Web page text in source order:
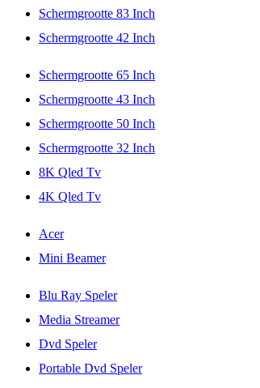
Schermgrootte 83 Inch
Schermgrootte 42 Inch
Schermgrootte 65 Inch
Schermgrootte 43 Inch
Schermgrootte 50 Inch
Schermgrootte 32 Inch
8K Qled Tv
4K Qled Tv
Acer
Mini Beamer
Blu Ray Speler
Media Streamer
Dvd Speler
Portable Dvd Speler